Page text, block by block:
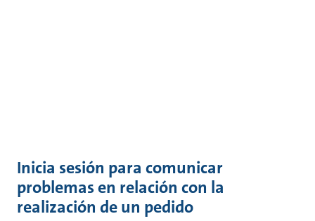
Inicia sesión para comunicar
problemas en relación con la
realización de un pedido